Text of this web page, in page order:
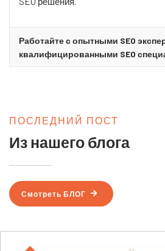
Работайте с опытными SEO
квалифицированными SEO
ПОСЛЕДНИЙ ПОСТ
Из нашего блога
Смотреть БЛОГ